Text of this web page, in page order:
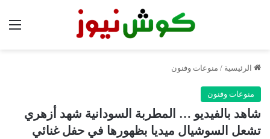
الرئيسية / منوعات وفنون
منوعات وفنون
شاهد بالفيديو … المطربة السودانية شهد أزهري
تشعل السوشيال ميديا بظهورها في حفل غنائي